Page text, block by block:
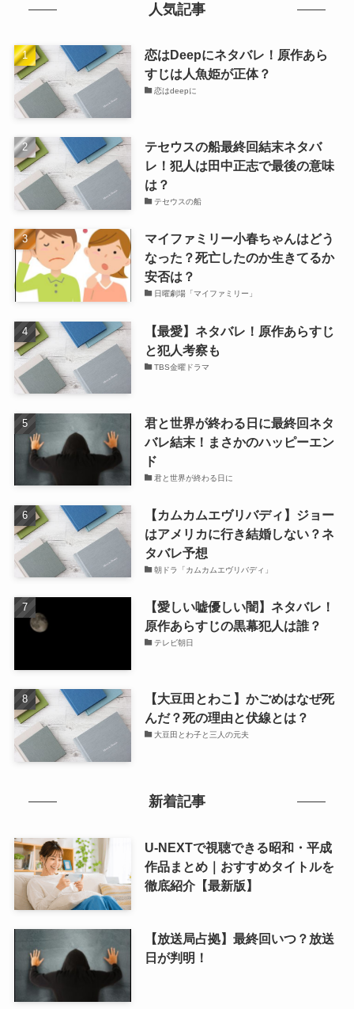
人気記事
恋はDeepにネタバレ！原作あら
すじは人魚姫が正体？
恋はdeepに
テセウスの船最終回結末ネタバ
レ！犯人は田中正志で最後の意味
は？
テセウスの船
マイファミリー小春ちゃんはどう
なった？死亡したのか生きてるか
安否は？
日曜劇場「マイファミリー」
【最愛】ネタバレ！原作あらすじ
と犯人考察も
TBS金曜ドラマ
君と世界が終わる日に最終回ネタ
バレ結末！まさかのハッピーエン
ド
君と世界が終わる日に
【カムカムエヴリバディ】ジョー
はアメリカに行き結婚しない？ネ
タバレ予想
朝ドラ「カムカムエヴリバディ」
【愛しい嘘優しい闇】ネタバレ！
原作あらすじの黒幕犯人は誰？
テレビ朝日
【大豆田とわこ】かごめはなぜ死
んだ？死の理由と伏線とは？
大豆田とわ子と三人の元夫
新着記事
U-NEXTで視聴できる昭和・平成
作品まとめ｜おすすめタイトルを
徹底紹介【最新版】
【放送局占拠】最終回いつ？放送
日が判明！